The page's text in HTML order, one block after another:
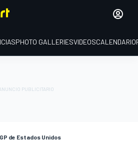
PHOTO GALLERIESVIDEOSCALENDARIO
GP de Estados Unidos